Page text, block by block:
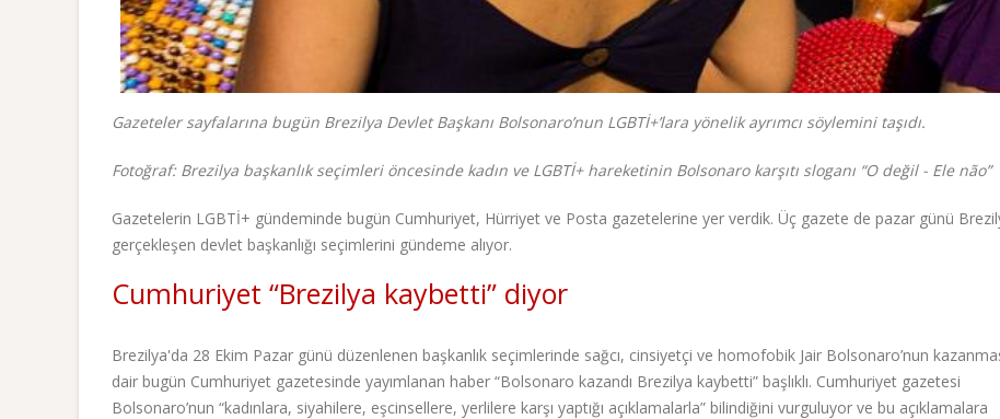
Gazeteler sayfalarına bugün Brezilya Devlet Başkanı Bolsonaro’nun LGBTİ+’lara yönelik ayrımcı söylemini taşıdı.
Fotoğraf: Brezilya başkanlık seçimleri öncesinde kadın ve LGBTİ+ hareketinin Bolsonaro karşıtı sloganı “O değil - Ele não”
Gazetelerin LGBTİ+ gündeminde bugün Cumhuriyet, Hürriyet ve Posta gazetelerine yer verdik. Üç gazete de pazar günü
gerçekleşen devlet başkanlığı seçimlerini gündeme alıyor.
Cumhuriyet “Brezilya kaybetti” diyor
Brezilya'da 28 Ekim Pazar günü düzenlenen başkanlık seçimlerinde sağcı, cinsiyetçi ve homofobik Jair Bolsonaro’nun
dair bugün Cumhuriyet gazetesinde yayımlanan haber “Bolsonaro kazandı Brezilya kaybetti” başlıklı. Cumhuriyet gazetesi
Bolsonaro’nun “kadınlara, siyahilere, eşcinsellere, yerlilere karşı yaptığı açıklamalarla” bilindiğini vurguluyor ve bu açıklamalara